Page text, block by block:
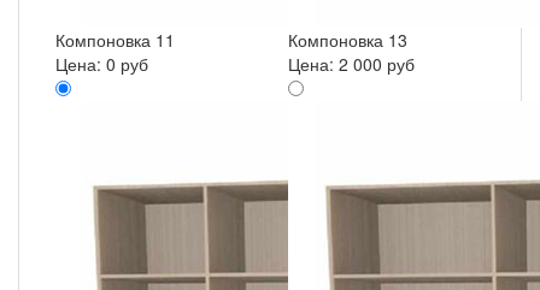
Компоновка 11
Цена: 0 руб
Компоновка 13
Цена: 2 000 руб